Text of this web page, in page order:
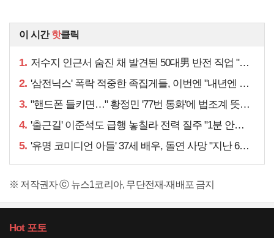
이 시간핫클릭
1. 저수지 인근서 숨진 채 발견된 50대男 반전 직업 "얼마 전…"
2. '삼전닉스' 폭락 적중한 족집게들, 이번엔 "내년엔 더욱…"
3. "핸드폰 들키면…" 황정민 '77번 통화'에 법조계 뜻밖 예언
4. '출근길' 이준석도 급행 놓칠라 전력 질주 "1분 안에…"
5. '유명 코미디언 아들' 37세 배우, 돌연 사망 "지난 6월에도…"
※ 저작권자 ⓒ 뉴스1코리아, 무단전재-재배포 금지
Hot포토